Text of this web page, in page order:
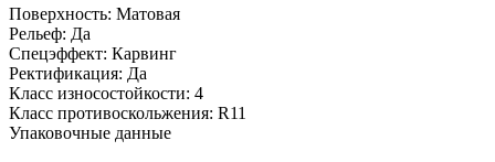
Поверхность: Матовая
Рельеф: Да
Спецэффект: Карвинг
Ректификация: Да
Класс износостойкости: 4
Класс противоскольжения: R11
Упаковочные данные